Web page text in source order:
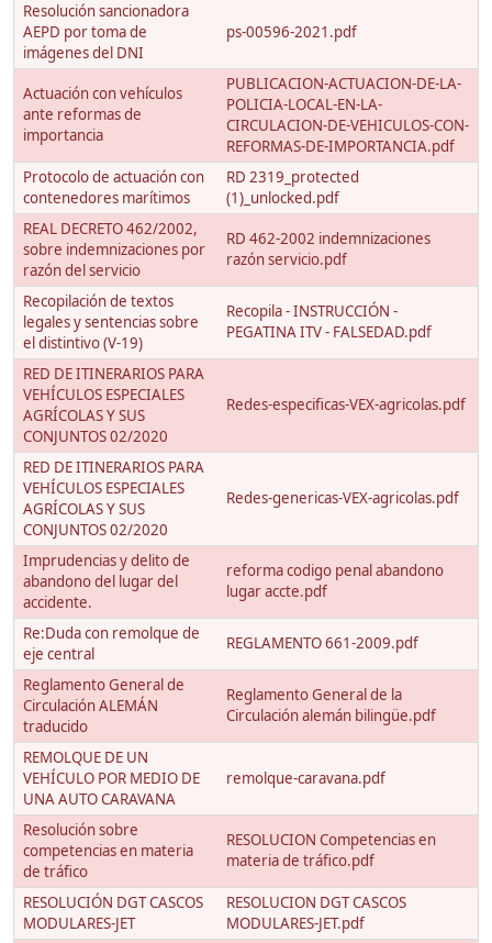
Resolución sancionadora
AEPD por toma de
imágenes del DNI
ps-00596-2021.pdf
Actuación con vehículos
ante reformas de
importancia
PUBLICACION-ACTUACION-DE-LA-
POLICIA-LOCAL-EN-LA-
CIRCULACION-DE-VEHICULOS-CON-
REFORMAS-DE-IMPORTANCIA.pdf
Protocolo de actuación con
contenedores marítimos
RD 2319_protected
(1)_unlocked.pdf
REAL DECRETO 462/2002,
sobre indemnizaciones por
razón del servicio
RD 462-2002 indemnizaciones
razón servicio.pdf
Recopilación de textos
legales y sentencias sobre
el distintivo (V-19)
Recopila - INSTRUCCIÓN -
PEGATINA ITV - FALSEDAD.pdf
RED DE ITINERARIOS PARA
VEHÍCULOS ESPECIALES
AGRÍCOLAS Y SUS
CONJUNTOS 02/2020
Redes-especificas-VEX-agricolas.pdf
RED DE ITINERARIOS PARA
VEHÍCULOS ESPECIALES
AGRÍCOLAS Y SUS
CONJUNTOS 02/2020
Redes-genericas-VEX-agricolas.pdf
Imprudencias y delito de
abandono del lugar del
accidente.
reforma codigo penal abandono
lugar accte.pdf
Re:Duda con remolque de
eje central
REGLAMENTO 661-2009.pdf
Reglamento General de
Circulación ALEMÁN
traducido
Reglamento General de la
Circulación alemán bilingüe.pdf
REMOLQUE DE UN
VEHÍCULO POR MEDIO DE
UNA AUTO CARAVANA
remolque-caravana.pdf
Resolución sobre
competencias en materia
de tráfico
RESOLUCION Competencias en
materia de tráfico.pdf
RESOLUCIÓN DGT CASCOS
MODULARES-JET
RESOLUCION DGT CASCOS
MODULARES-JET.pdf